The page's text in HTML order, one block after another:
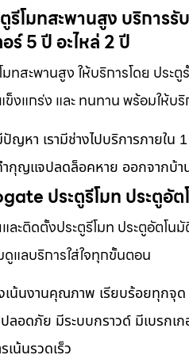
รีโมทสะพานสูง บริการ
ร์ 5 ปี อะไหล่ 2 ปี
มทสะพานสูง ให้บริการโดย ปร
งแกร่ง และ ทนทาน พร้อมให้บ
ญหา เรามีช่างไปบริการภายใ
กุญแจปลดล็อคหาย ออกจากบ้า
ประตูรีโมท ประตูอัต
ละติดตั้งประตูรีโมท ประตูอัตโ
แลบริการใส่ใจทุกขั้นตอน
เน้นงานคุณภาพ เรียบร้อยทุกจุด
ลอดภัย มีระบบกราวด์ มีเบรกเก
เน้นรวดเร็ว